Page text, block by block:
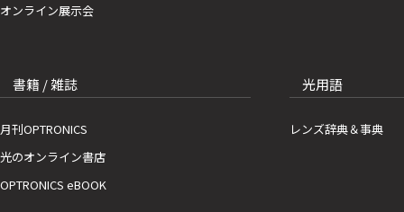
オンライン展示会
書籍 / 雑誌
月刊OPTRONICS
光のオンライン書店
OPTRONICS eBOOK
光用語
レンズ辞典＆事典